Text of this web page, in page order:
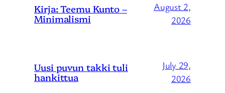
Kirja: Teemu Kunto –
Minimalismi
August 2,
2026
Uusi puvun takki tuli
hankittua
July 29,
2026